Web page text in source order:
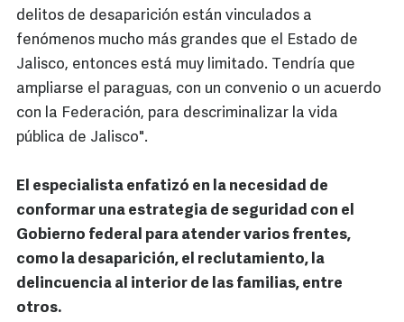
delitos de desaparición están vinculados a
fenómenos mucho más grandes que el Estado de
Jalisco, entonces está muy limitado. Tendría que
ampliarse el paraguas, con un convenio o un acuerdo
con la Federación, para descriminalizar la vida
pública de Jalisco".
El especialista enfatizó en la necesidad de
conformar una estrategia de seguridad con el
Gobierno federal para atender varios frentes,
como la desaparición, el reclutamiento, la
delincuencia al interior de las familias, entre
otros.